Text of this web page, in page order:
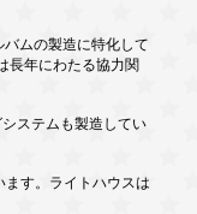
ムの製造に特化して
長年にわたる協力関
ステムも製造してい
す。ライトハウスは